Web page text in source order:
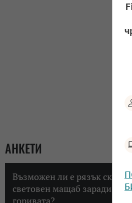
АНКЕТИ
Възможен ли е рязък скок
световен мащаб заради
горивата?